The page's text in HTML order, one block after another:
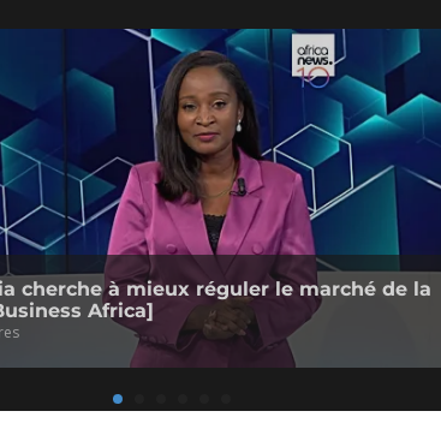
cherche à mieux réguler le marché de la
Africa]